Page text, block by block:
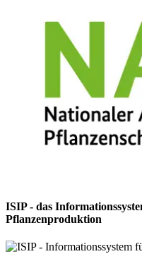
ISIP - das
Pflanzenproduktion